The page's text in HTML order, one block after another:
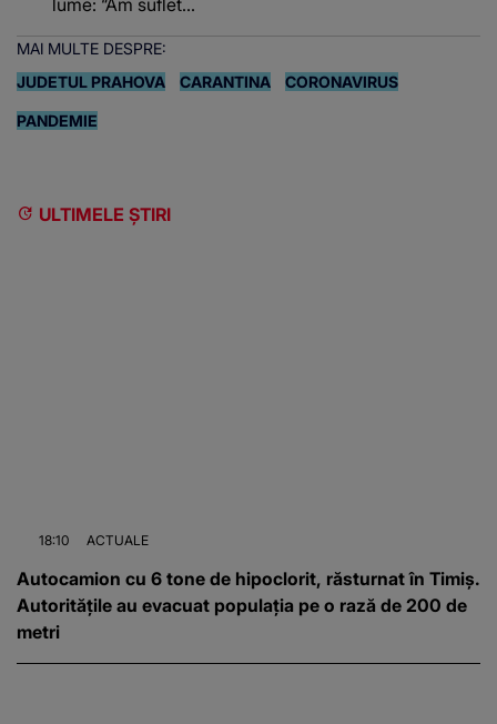
lume: “Am suflet...
MAI MULTE DESPRE:
JUDETUL PRAHOVA
CARANTINA CORONAVIRUS
PANDEMIE
ULTIMELE ȘTIRI
18:10 ACTUALE
Autocamion cu 6 tone de hipoclorit, răsturnat în Timiș.
Autoritățile au evacuat populația pe o rază de 200 de
metri